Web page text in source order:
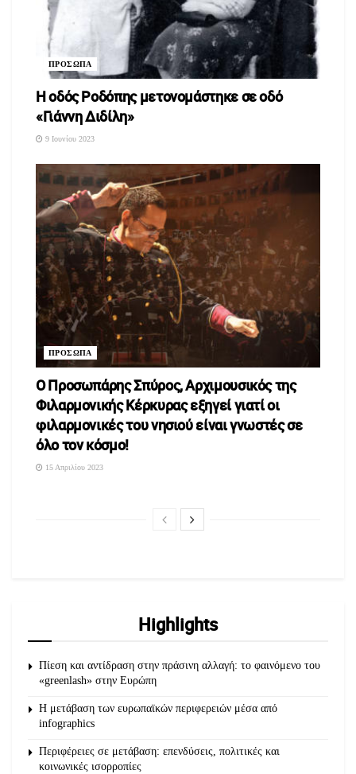
ΠΡΟΣΩΠΑ
Η οδός Ροδόπης μετονομάστηκε σε οδό
«Γιάννη Διδίλη»
9 Ιουνίου 2023
ΠΡΟΣΩΠΑ
Ο Προσωπάρης Σπύρος, Αρχιμουσικός της
Φιλαρμονικής Κέρκυρας εξηγεί γιατί οι
φιλαρμονικές του νησιού είναι γνωστές σε
όλο τον κόσμο!
15 Απριλίου 2023
Highlights
Πίεση και αντίδραση στην πράσινη αλλαγή: το φαινόμενο του
«greenlash» στην Ευρώπη
Η μετάβαση των ευρωπαϊκών περιφερειών μέσα από
infographics
Περιφέρειες σε μετάβαση: επενδύσεις, πολιτικές και
κοινωνικές ισορροπίες